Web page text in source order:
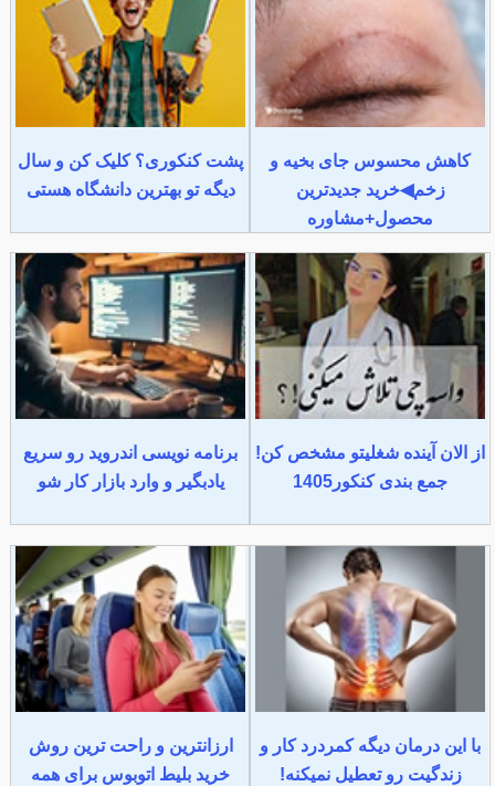
کاهش محسوس جای بخیه و
زخم◀خرید جدیدترین
محصول+مشاوره
پشت کنکوری؟ کلیک کن و سال
دیگه تو بهترین دانشگاه هستی
از الان آینده شغلیتو مشخص کن!
جمع بندی کنکور1405
برنامه نویسی اندروید رو سریع
یادبگیر و وارد بازار کار شو
با این درمان دیگه کمردرد کار و
زندگیت رو تعطیل نمیکنه!
ارزانترین و راحت ترین روش
خرید بلیط اتوبوس برای همه